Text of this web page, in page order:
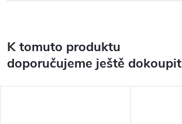
K tomuto produktu
doporučujeme ještě dokoupit